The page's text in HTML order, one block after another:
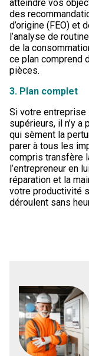
atteindre vos
des
d’origine (FEO) et
l’analyse de
de la
ce plan comprend
pièces.
3. Plan complet
Si votre
supérieurs, il n’y a
qui sèment la
parer à tous les
compris transfère
l’entrepreneur en
réparation et la
votre productivité
déroulent sans